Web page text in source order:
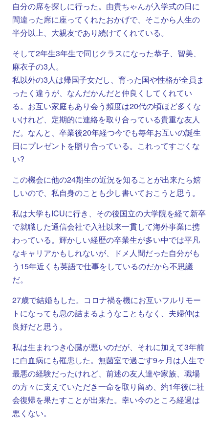
自分の席を探しに行った。由貴ちゃんが入学式の日に
間違った席に座ってくれたおかげで、そこから人生の
半分以上、大親友であり続けてくれている。
そして2年生3年生で同じクラスになった恭子、智美、
麻衣子の3人。
私以外の3人は帰国子女だし、育った国や性格が全員ま
ったく違うが、なんだかんだと仲良くしてくれてい
る。お互い家庭もあり会う頻度は20代の頃ほど多くな
いけれど、定期的に連絡を取り合っている貴重な友人
だ。なんと、卒業後20年経つ今でも毎年お互いの誕生
日にプレゼントを贈り合っている。これってすごくな
い?
この機会に他の24期生の近況を知ることが出来たら嬉
しいので、私自身のことも少し書いておこうと思う。
私は大学もICUに行き、その後国立の大学院を経て新卒
で就職した通信会社で入社以来一貫して海外事業に携
わっている。輝かしい経歴の卒業生が多い中では平凡
なキャリアかもしれないが、ドメ人間だった自分がも
う15年近くも英語で仕事をしているのだから不思議
だ。
27歳で結婚もした。コロナ禍を機にお互いフルリモー
トになっても息の詰まるようなこともなく、夫婦仲は
良好だと思う。
私は生まれつき心臓が悪いのだが、それに加えて3年前
に白血病にも罹患した。無菌室で過ごす9ヶ月は人生で
最悪の経験だったけれど、前述の友人達や家族、職場
の方々に支えていただき一命を取り留め、約1年後に社
会復帰を果たすことが出来た。幸い今のところ経過は
悪くない。